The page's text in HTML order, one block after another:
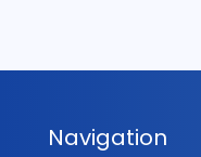
Navigation